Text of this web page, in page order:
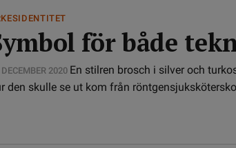
för både
2020 En stilren brosch i silver och
den skulle se ut kom från